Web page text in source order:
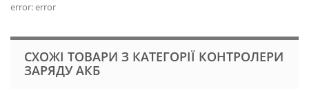
error: error
СХОЖІ ТОВАРИ З КАТЕГОРІЇ КОНТРОЛЕРИ
ЗАРЯДУ АКБ